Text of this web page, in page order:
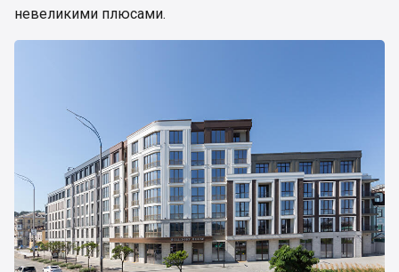
невеликими плюсами.